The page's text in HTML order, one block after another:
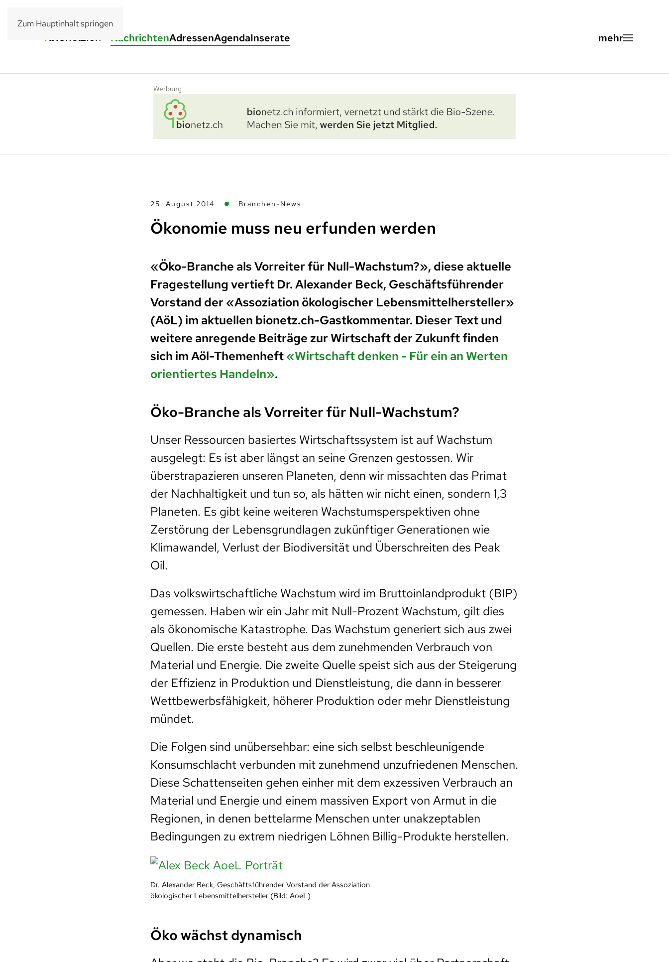
Zum Hauptinhalt springen
NachrichtenAdressenAgendaInserate
Werbung
25. August 2014 Branchen-News
Ökonomie muss neu erfunden werden
«Öko-Branche als Vorreiter für Null-Wachstum?», diese aktuelle
Fragestellung vertieft Dr. Alexander Beck, Geschäftsführender
Vorstand der «Assoziation ökologischer Lebensmittelhersteller»
(AöL) im aktuellen bionetz.ch-Gastkommentar. Dieser Text und
weitere anregende Beiträge zur Wirtschaft der Zukunft finden
sich im Aöl-Themenheft«Wirtschaft denken - Für ein an Werten
orientiertes Handeln».
Öko-Branche als Vorreiter für Null-Wachstum?
Unser Ressourcen basiertes Wirtschaftssystem ist auf Wachstum
ausgelegt: Es ist aber längst an seine Grenzen gestossen. Wir
überstrapazieren unseren Planeten, denn wir missachten das Primat
der Nachhaltigkeit und tun so, als hätten wir nicht einen, sondern 1,3
Planeten. Es gibt keine weiteren Wachstumsperspektiven ohne
Zerstörung der Lebensgrundlagen zukünftiger Generationen wie
Klimawandel, Verlust der Biodiversität und Überschreiten des Peak
Oil.
Das volkswirtschaftliche Wachstum wird im Bruttoinlandprodukt (BIP)
gemessen. Haben wir ein Jahr mit Null-Prozent Wachstum, gilt dies
als ökonomische Katastrophe. Das Wachstum generiert sich aus zwei
Quellen. Die erste besteht aus dem zunehmenden Verbrauch von
Material und Energie. Die zweite Quelle speist sich aus der Steigerung
der Effizienz in Produktion und Dienstleistung, die dann in besserer
Wettbewerbsfähigkeit, höherer Produktion oder mehr Dienstleistung
mündet.
Die Folgen sind unübersehbar: eine sich selbst beschleunigende
Konsumschlacht verbunden mit zunehmend unzufriedenen Menschen.
Diese Schattenseiten gehen einher mit dem exzessiven Verbrauch an
Material und Energie und einem massiven Export von Armut in die
Regionen, in denen bettelarme Menschen unter unakzeptablen
Bedingungen zu extrem niedrigen Löhnen Billig-Produkte herstellen.
Dr. Alexander Beck, Geschäftsführender Vorstand der Assoziation
ökologischer Lebensmittelhersteller (Bild: AoeL)
Öko wächst dynamisch